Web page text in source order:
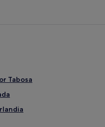
Tabosa